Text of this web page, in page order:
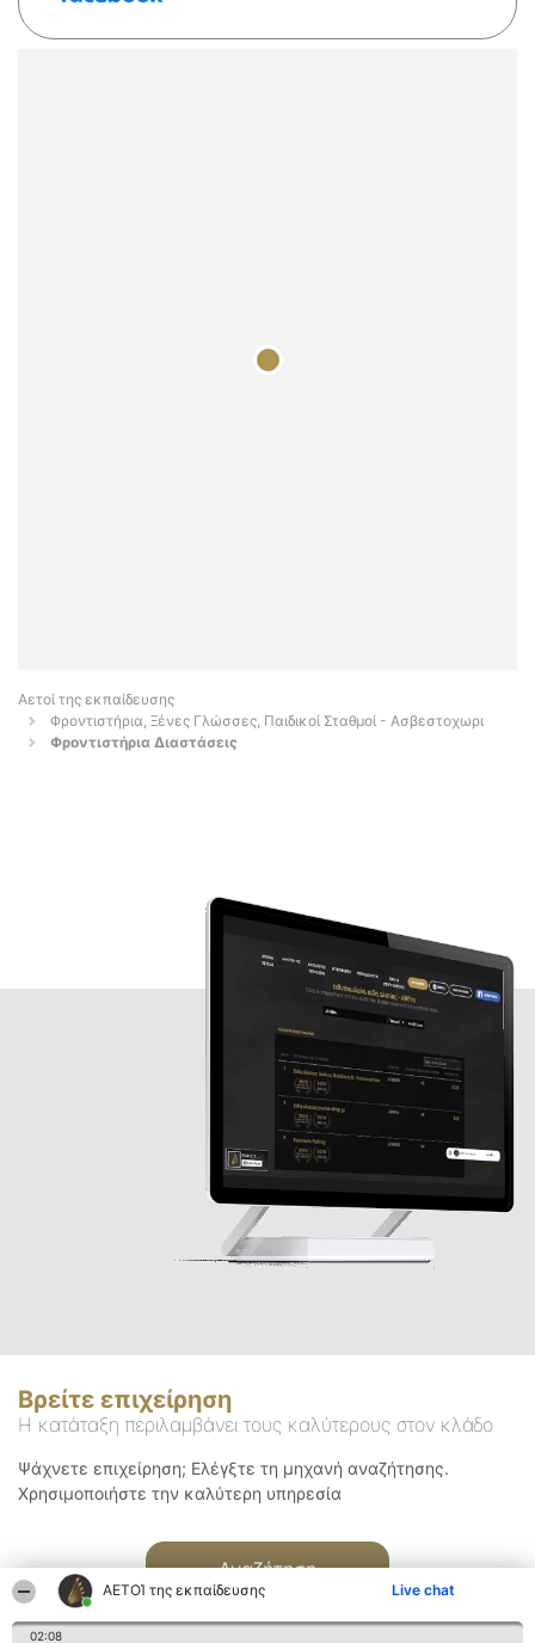
ΑΕΤΟΊ της εκπαίδευσης Live chat
02:08
Αετοί της εκπαίδευσης
Φροντιστήρια, Ξένες Γλώσσες, Παιδικοί Σταθμοί - Ασβεστοχωρι
Φροντιστήρια Διαστάσεις
Βρείτε επιχείρηση
Η κατάταξη περιλαμβάνει τους καλύτερους στον κλάδο
Ψάχνετε επιχείρηση; Ελέγξτε τη μηχανή αναζήτησης.
Χρησιμοποιήστε την καλύτερη υπηρεσία
Αναζήτηση